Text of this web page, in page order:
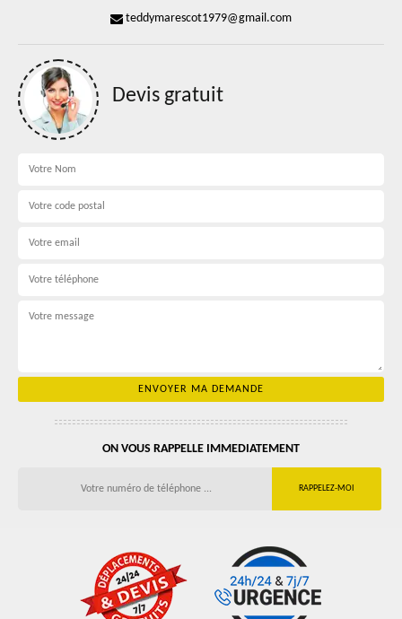
teddymarescot1979@gmail.com
Devis gratuit
ON VOUS RAPPELLE IMMEDIATEMENT